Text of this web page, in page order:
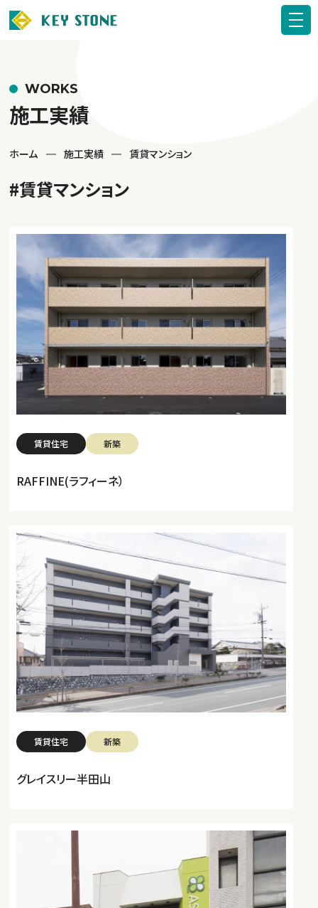
WORKS
施工実績
ホーム 施工実績 賃貸マンション
#賃貸マンション
賃貸住宅 新築
RAFFINE(ラフィーネ）
賃貸住宅 新築
グレイスリー半田山